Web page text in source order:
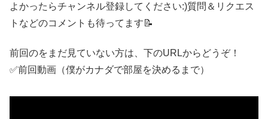
よかったらチャンネル登録してください:)質問＆リクエス
トなどのコメントも待ってます📝
前回のをまだ見ていない方は、下のURLからどうぞ！
✅前回動画（僕がカナダで部屋を決めるまで）